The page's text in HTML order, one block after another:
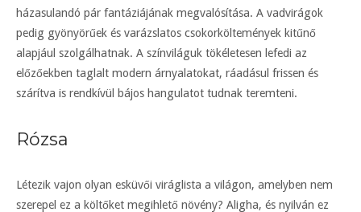
házasulandó pár fantáziájának megvalósítása. A vadvirágok
pedig gyönyörűek és varázslatos csokorköltemények kitűnő
alapjául szolgálhatnak. A színviláguk tökéletesen lefedi az
előzőekben taglalt modern árnyalatokat, ráadásul frissen és
szárítva is rendkívül bájos hangulatot tudnak teremteni.
Rózsa
Létezik vajon olyan esküvői viráglista a világon, amelyben nem
szerepel ez a költőket megihlető növény? Aligha, és nyilván ez